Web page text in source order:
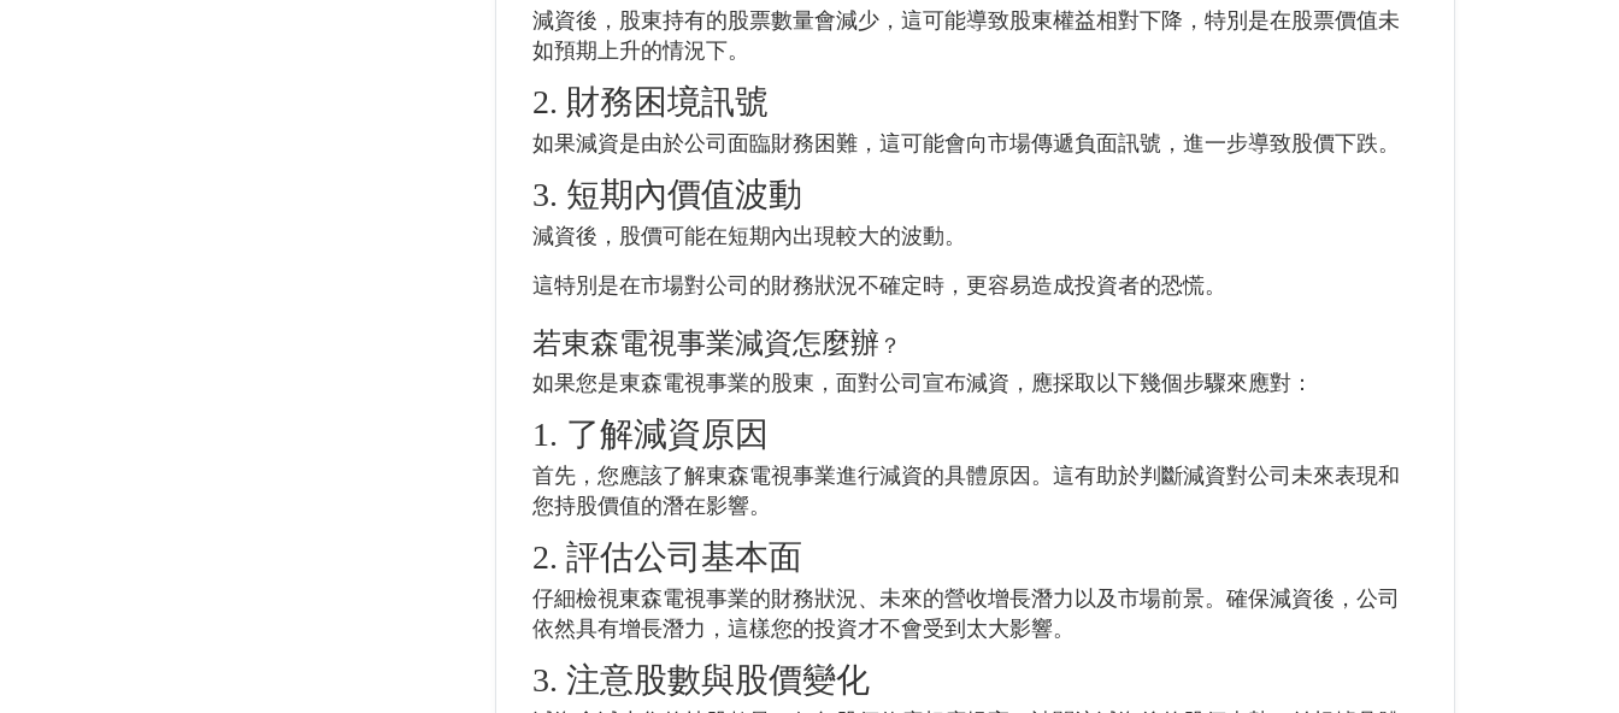
減資後，股東持有的股票數量會減少，這可能導致股東權益相對下降，特別是在股票價值未
如預期上升的情況下。
2. 財務困境訊號
如果減資是由於公司面臨財務困難，這可能會向市場傳遞負面訊號，進一步導致股價下跌。
3. 短期內價值波動
減資後，股價可能在短期內出現較大的波動。
這特別是在市場對公司的財務狀況不確定時，更容易造成投資者的恐慌。
若東森電視事業減資怎麼辦 ？
如果您是東森電視事業的股東，面對公司宣布減資，應採取以下幾個步驟來應對：
1. 了解減資原因
首先，您應該了解東森電視事業進行減資的具體原因。這有助於判斷減資對公司未來表現和
您持股價值的潛在影響。
2. 評估公司基本面
仔細檢視東森電視事業的財務狀況、未來的營收增長潛力以及市場前景。確保減資後，公司
依然具有增長潛力，這樣您的投資才不會受到太大影響。
3. 注意股數與股價變化